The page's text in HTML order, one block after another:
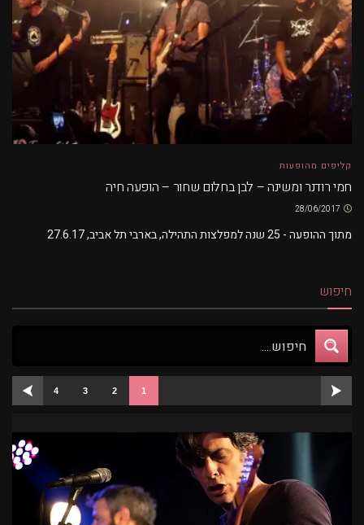
קליפים מהופעות
חמי רודנר ומשינה – לבן בחלום שחור – הופעה חיה
מתוך ההופעה - 25 שנה למפלצות התהילה, בארבי תל אביב, 27.6.17
חיפוש
1
2
3
4